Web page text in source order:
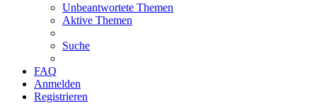
Unbeantwortete Themen
Aktive Themen
Suche
FAQ
Anmelden
Registrieren